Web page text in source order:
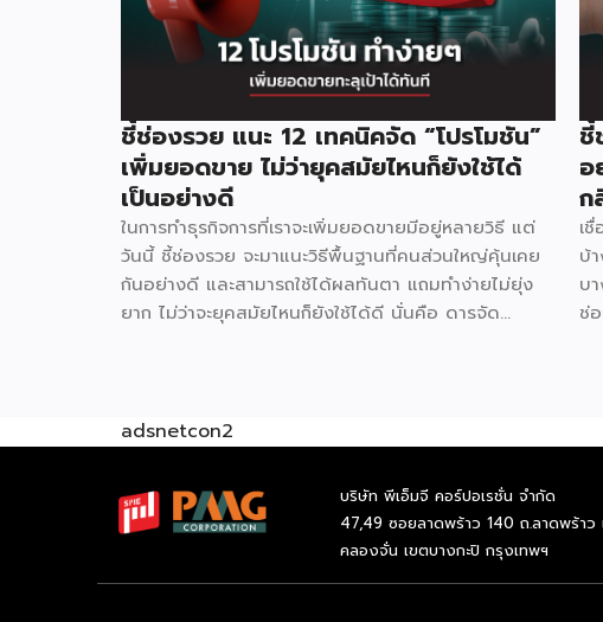
ชี้ช่องรวย แนะ 12 เทคนิคจัด “โปรโมชัน”
เพิ่มยอดขาย ไม่ว่ายุคสมัยไหนก็ยังใช้ได้
เป็นอย่างดี
ในการทำธุรกิจการที่เราจะเพิ่มยอดขายมีอยู่หลายวิธี แต่
วันนี้ ชี้ช่องรวย จะมาแนะวิธีพื้นฐานที่คนส่วนใหญ่คุ้นเคย
กันอย่างดี และสามารถใช้ได้ผลทันตา แถมทำง่ายไม่ยุ่ง
ยาก ไม่ว่าจะยุคสมัยไหนก็ยังใช้ได้ดี นั่นคือ ดารจัด
ใหญ่เลือกจะใช้วิธีนี้ ซึ่งอาจจะลดเป็นเปร์เซ้นต์ หรือกำหนด
ปริมาณการซื้อเท่าไหร่ ลดเท่าไหร่ ซึ่งโปรโมชั่นนี้สามารถ
ทำได้เรื่อยๆ แต่ความน่าสนใจไม่มากเท่าไหร่นัก 2.ซื้อ 1
แถม 1 ใครๆ ก็ชอบของฟรี การจัดโปรโมชั่นแบบซื้อ 1 ฟรี
1 หรือ ซื้อ 2 ฟรี 1 จะช่วยกระตุ้นความอยากซื้อของลูกค้า
ได้ดีมากๆ เพราะลูกค้าจะรู้สึกว่าคุ้มค่า ประหยัดจริง จน
ชี้
อ
ก
เ
บ้
บ
ช่
adsnetcon2
บริษัท พีเอ็มจี คอร์ปอเรชั่น จำกัด
47,49 ซอยลาดพร้าว 140 ถ.ลาดพร้าว
คลองจั่น เขตบางกะปิ กรุงเทพฯ